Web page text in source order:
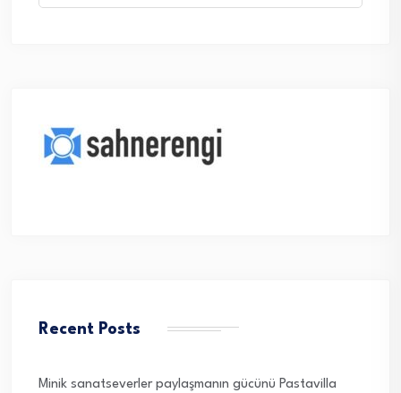
Recent Posts
Minik sanatseverler paylaşmanın gücünü Pastavilla